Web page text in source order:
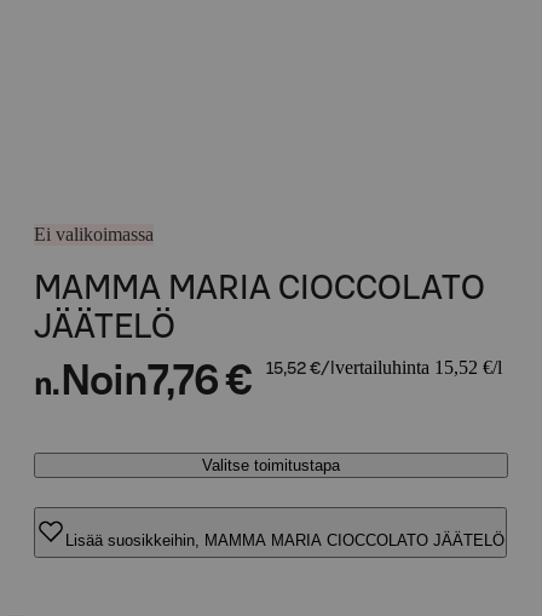
Ei valikoimassa
MAMMA MARIA CIOCCOLATO
JÄÄTELÖ
n. Noin7,76 € 15,52 €/l vertailuhinta 15,52 €/l
Valitse toimitustapa
Lisää suosikkeihin, MAMMA MARIA CIOCCOLATO JÄÄTELÖ